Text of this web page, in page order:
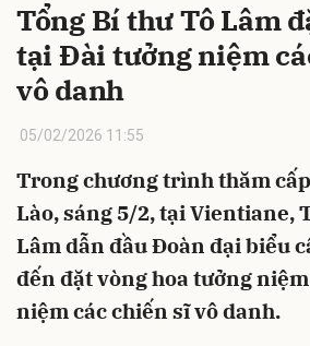
Tổng Bí thư Tô Lâm
tại Đài tưởng niệm
vô danh
05/02/2026 11:55
Trong chương trình thăm
Lào, sáng 5/2, tại Vientiane,
Lâm dẫn đầu Đoàn đại biểu
đến đặt vòng hoa tưởng
niệm các chiến sĩ vô danh.